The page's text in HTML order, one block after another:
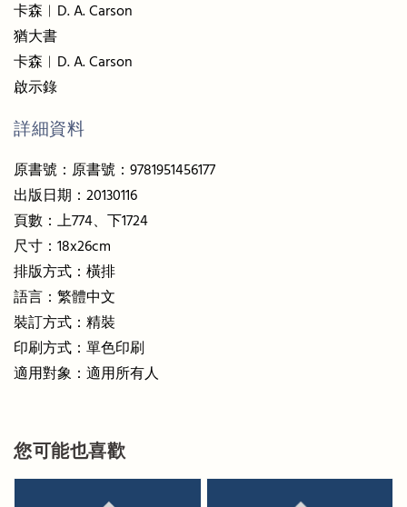
卡森︱D. A. Carson
猶大書
卡森︱D. A. Carson
啟示錄
詳細資料
原書號：原書號：9781951456177
出版日期：20130116
頁數：上774、下1724
尺寸：18x26cm
排版方式：橫排
語言：繁體中文
裝訂方式：精裝
印刷方式：單色印刷
適用對象：適用所有人
您可能也喜歡